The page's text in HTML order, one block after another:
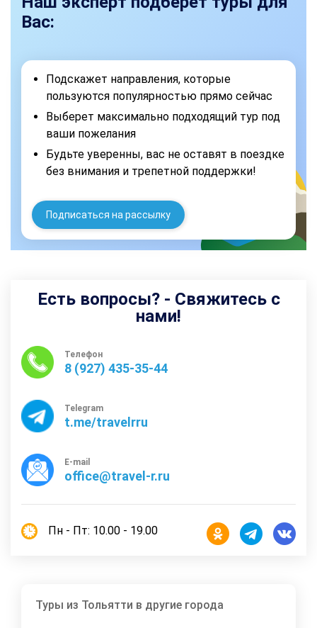
Вас:
Подскажет направления, которые
пользуются популярностью прямо сейчас
Выберет максимально подходящий тур под
ваши пожелания
Будьте уверенны, вас не оставят в поездке
без внимания и трепетной поддержки!
Подписаться на рассылку
Есть вопросы? - Свяжитесь с
нами!
Телефон
8 (927) 435-35-44
Telegram
t.me/travelrru
E-mail
office@travel-r.ru
Пн - Пт: 10.00 - 19.00
Туры из Тольятти в другие города